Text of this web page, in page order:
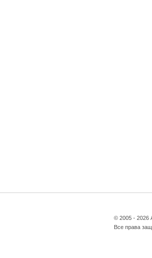
© 2005 - 2026
Все права